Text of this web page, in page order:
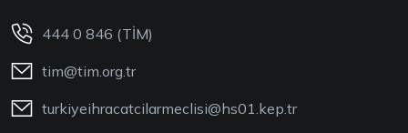
444 0 846 (TİM)
tim@tim.org.tr
turkiyeihracatcilarmeclisi@hs01.kep.tr